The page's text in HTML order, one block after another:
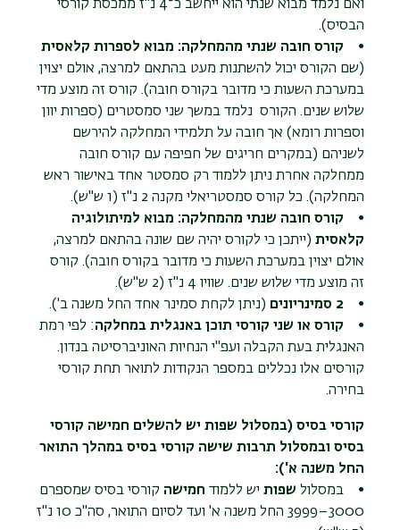
ואם נלמד מבוא שנתי הוא ייחשב כ־4 נ"ז ממכסת קורסי
הבסיס).
• קורס חובה שנתי מהמחלקה: מבוא לספרות קלאסית
(שם הקורס יכול להשתנות מעט בהתאם למרצה, אולם יצוין
במערכת השעות כי מדובר בקורס חובה). קורס זה מוצע מדי
שלוש שנים. הקורס נלמד במשך שני סמסטרים (ספרות יוון
וספרות רומא) אך חובה על תלמידי המחלקה להירשם
לשניהם (במקרים חריגים של חפיפה עם קורס חובה
ממחלקה אחרת ניתן ללמוד רק סמסטר אחד באישור ראש
המחלקה). כל קורס סמסטריאלי מקנה 2 נ"ז (1 ש"ש).
• קורס חובה שנתי מהמחלקה: מבוא למיתולוגיה
קלאסית (ייתכן כי לקורס יהיה שם שונה בהתאם למרצה,
אולם יצוין במערכת השעות כי מדובר בקורס חובה). קורס
זה מוצע מדי שלוש שנים. שוויו 4 נ"ז (2 ש"ש).
• 2 סמינריונים
(ניתן לקחת סמינר אחד החל משנה ב').
• קורס או שני קורסי תוכן באנגלית במחלקה: לפי רמת
האנגלית בעת הקבלה ועפ"י הנחיות האוניברסיטה בנדון.
קורסים אלו נכללים במספר הנקודות לתואר תחת קורסי
בחירה.
קורסי בסיס (במסלול שפות יש להשלים חמישה קורסי
בסיס ובמסלול תרבות שישה קורסי בסיס במהלך התואר
החל משנה א'):
• במסלול שפות יש ללמוד חמישה קורסי בסיס שמספרם
3000–3999 החל משנה א' ועד לסיום התואר, סה"כ 10 נ"ז